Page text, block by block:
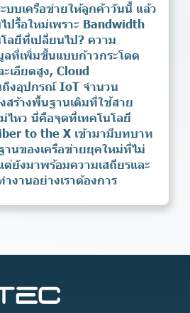
บบเครือข่ายให้ลูกค้าวันนี้ แล้ว
รื้อใหม่เพราะ Bandwidth
ลยีที่เปลี่ยนไป? ความ
ลที่เพิ่มขึ้นแบบก้าวกระโดด
เอียดสูง, Cloud
งอุปกรณ์ IoT จำนวน
สร้างพื้นฐานเดิมที่ใช้สาย
ไหว นี่คือจุดที่เทคโนโลยี
to the X เข้ามามีบทบาท
นของเครือข่ายยุคใหม่ที่ไม่
ต่ยังมาพร้อมความเสถียรและ
านอย่างเราต้องการ